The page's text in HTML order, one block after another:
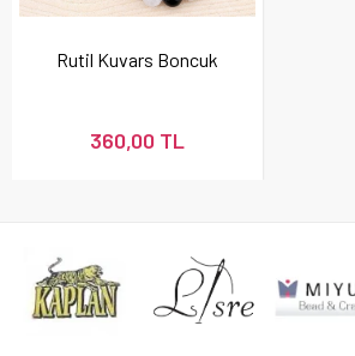
Rutil Kuvars Boncuk
360,00 TL